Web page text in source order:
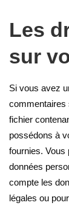
Les
sur
Si vous avez
commentaires
fichier
possédons à
fournies. Vous
données
compte les
légales ou